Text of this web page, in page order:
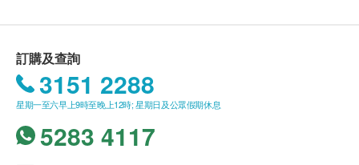
途。當閣下身體健康出現任何疾病徵兆時，應立即
諮詢有認可資格的醫生，作出診斷及治療。
本服務/產品由商戶提供。生活易【健康網購
有關此服務/產品的錯漏或延誤，或因使用此服務/
訂購及查詢
3151 2288
星期一至六早上9時至晚上12時; 星期日及公眾假期休息
5283 4117